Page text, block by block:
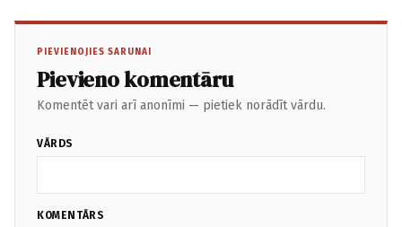
PIEVIENOJIES SARUNAI
Pievieno komentāru
Komentēt vari arī anonīmi — pietiek norādīt vārdu.
VĀRDS
KOMENTĀRS